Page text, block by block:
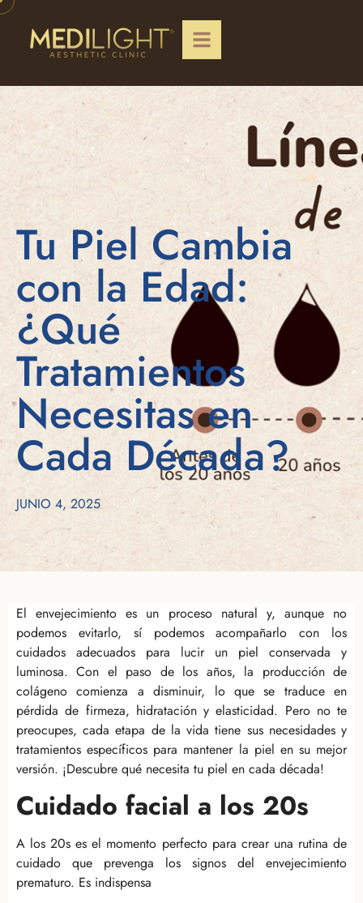
Tu Piel Cambia
con la Edad:
¿Qué
Tratamientos
Necesitas en
Cada Década?
JUNIO 4, 2025
El envejecimiento es un proceso natural y, aunque no
podemos evitarlo, sí podemos acompañarlo con los
cuidados adecuados para lucir un piel conservada y
luminosa. Con el paso de los años, la producción de
colágeno comienza a disminuir, lo que se traduce en
pérdida de firmeza, hidratación y elasticidad. Pero no te
preocupes, cada etapa de la vida tiene sus necesidades y
tratamientos específicos para mantener la piel en su mejor
versión. ¡Descubre qué necesita tu piel en cada década!
Cuidado facial a los 20s
A los 20s es el momento perfecto para crear una rutina de
cuidado que prevenga los signos del envejecimiento
prematuro. Es indispensa